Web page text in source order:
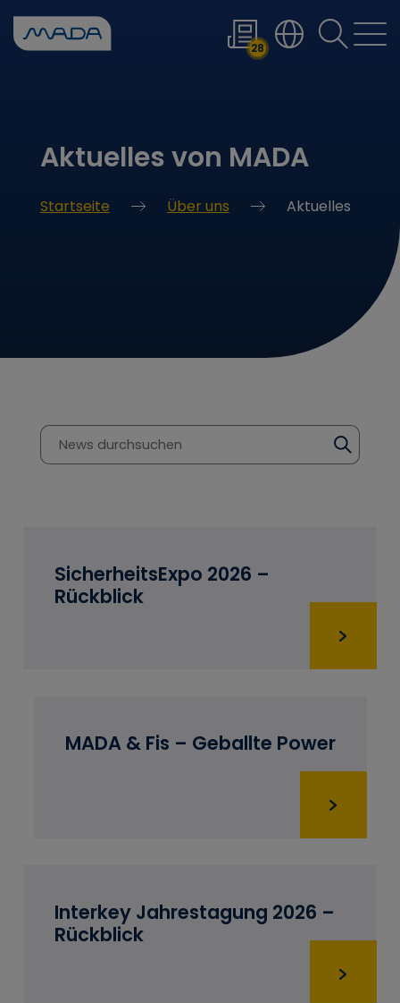
28
Wenn die
Aktuelles von MADA
Startseite Über uns Aktuelles
SicherheitsExpo 2026 –
Rückblick
MADA & Fis – Geballte Power
Interkey Jahrestagung 2026 –
Rückblick